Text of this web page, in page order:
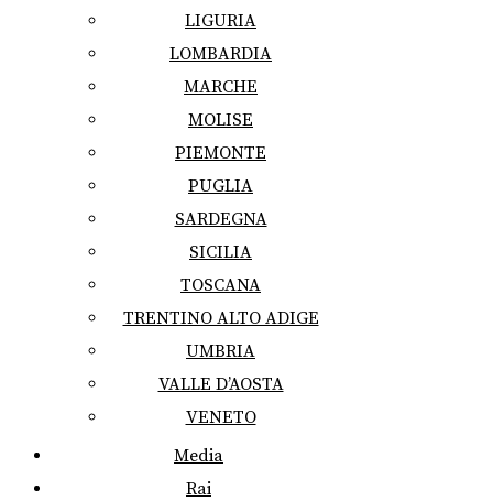
LIGURIA
LOMBARDIA
MARCHE
MOLISE
PIEMONTE
PUGLIA
SARDEGNA
SICILIA
TOSCANA
TRENTINO ALTO ADIGE
UMBRIA
VALLE D’AOSTA
VENETO
Media
Rai